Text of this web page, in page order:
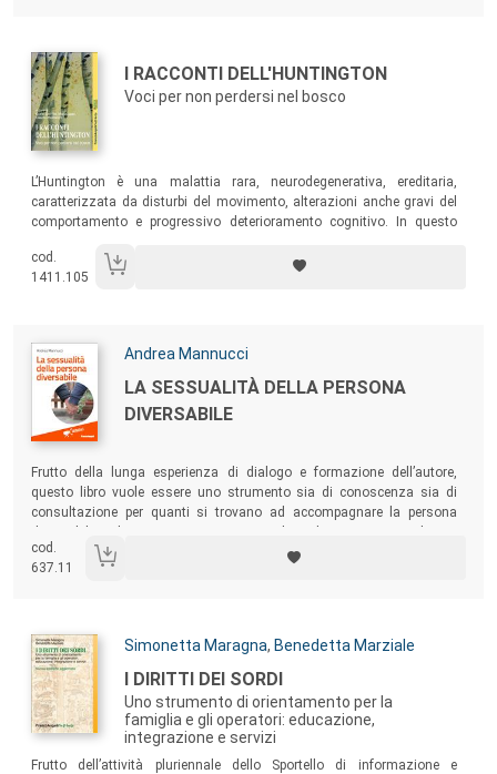
Autori:
Titolo:
I RACCONTI DELL'HUNTINGTON
Voci per non perdersi nel bosco
L’Huntington è una malattia rara, neurodegenerativa, ereditaria,
caratterizzata da disturbi del movimento, alterazioni anche gravi del
comportamento e progressivo deterioramento cognitivo. In questo
familiari, amici, professionisti della cura. I temi di queste pagine
riguardano però tutti.
cod.
1411.105
Autori:
Andrea Mannucci
Titolo:
LA SESSUALITÀ DELLA PERSONA
DIVERSABILE
Sommario:
Frutto della lunga esperienza di dialogo e formazione dell’autore,
questo libro vuole essere uno strumento sia di conoscenza sia di
consultazione per quanti si trovano ad accompagnare la persona
migliori la qualità di vita complessiva.
cod.
637.11
Autori:
Simonetta Maragna, Benedetta Marziale
Titolo:
I DIRITTI DEI SORDI
Uno strumento di orientamento per la
famiglia e gli operatori: educazione,
integrazione e servizi
Sommario:
Frutto dell’attività pluriennale dello Sportello di informazione e